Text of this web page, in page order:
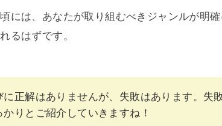
には、あなたが取り組むべきジャンルが明
るはずです。
に正解はありませんが、失敗はあります。失
りとご紹介していきますね！